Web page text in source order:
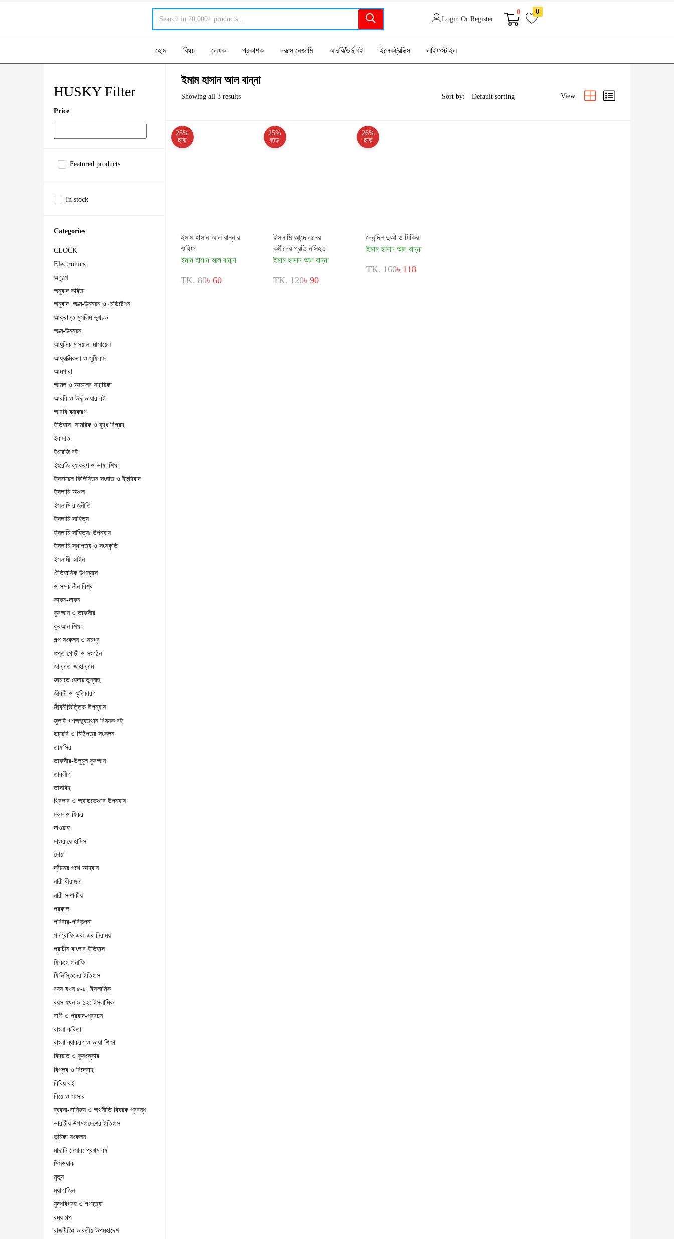
Login Or Register
0 0
হোম বিষয় লেখক প্রকাশক দরসে নেজামি আরবি/উর্দু বই ইলেকট্রনিক্স লাইফস্টাইল
HUSKY Filter
Price
Featured products
In stock
Categories
CLOCK
Electronics
অণুগল্প
অনুবাদ কবিতা
অনুবাদ: আত্ম-উন্নয়ন ও মেডিটেশন
আক্রান্ত মুসলিম ভূখণ্ড
আত্ম-উন্নয়ন
আধুনিক মাসয়ালা মাসায়েল
আধ্যাত্মিকতা ও সুফিবাদ
আমপারা
আমল ও আমলের সহায়িকা
আরবি ও উর্দূ ভাষার বই
আরবি ব্যাকরণ
ইতিহাস: সামরিক ও যুদ্ধ বিগ্রহ
ইবাদাত
ইংরেজি বই
ইংরেজি ব্যাকরণ ও ভাষা শিক্ষা
ইসরায়েল ফিলিস্তিন সংঘাত ও ইহুদিবাদ
ইসলামি অঞ্চল
ইসলামি রাজনীতি
ইসলামি সাহিত্য
ইসলামি সাহিত্যঃ উপন্যাস
ইসলামি স্থাপত্য ও সংস্কৃতি
ইসলামী আইন
ঐতিহাসিক উপন্যাস
ও সমকালীন বিশ্ব
কাফন-দাফন
কুরআন ও তাফসীর
কুরআন শিক্ষা
গল্প সংকলন ও সমগ্র
গুপ্ত গোষ্ঠী ও সংগঠন
জান্নাত-জাহান্নাম
জামাতে হেদায়াতুন্নাহু
জীবনী ও স্মৃতিচারণ
জীবনীভিত্তিক উপন্যাস
জুলাই গণঅভ্যুত্থান বিষয়ক বই
ডায়েরি ও চিঠিপত্র সংকলন
তাফসির
তাফসীর-উলুমুল কুরআন
তাবলীগ
তাসবিহ
থ্রিলার ও অ্যাডভেঞ্চার উপন্যাস
দরূদ ও যিকর
দাওয়াহ
দাওরায়ে হাদিস
দোয়া
দ্বীনের পথে আহবান
নারী বীরাঙ্গনা
নারী সম্পর্কীয়
পরকাল
পরিবার-পরিকল্পনা
পর্নগ্রাফি এবং এর নিরাময়
প্রাচীন বাংলার ইতিহাস
ফিকহে হানাফি
ফিলিস্তিনের ইতিহাস
বয়স যখন ৫-৮: ইসলামিক
বয়স যখন ৯-১২: ইসলামিক
বাণী ও প্রবাদ-প্রবচন
বাংলা কবিতা
বাংলা ব্যাকরণ ও ভাষা শিক্ষা
বিদয়াত ও কুসংস্কার
বিপ্লব ও বিদ্রোহ
বিবিধ বই
বিয়ে ও সংসার
ব্যবসা-বানিজ্য ও অর্থনীতি বিষয়ক প্রবন্ধ
ভারতীয় উপমহাদেশের ইতিহাস
ভূমিকা সংকলন
মাদানি নেসাব: প্রথম বর্ষ
মিসওয়াক
মৃত্যু
ম্যাগাজিন
যুদ্ধবিগ্রহ ও গণহত্যা
রম্য গল্প
রাজনীতিঃ ভারতীয় উপমহাদেশ
ইমাম হাসান আল বান্না
Showing all 3 results Sort by: View:
25%
ছাড়
ইমাম হাসান আল বান্নার
ওযিফা
ইমাম হাসান আল বান্না
TK. 80৳ 60
25%
ছাড়
ইসলামি আন্দোলনের
কর্মীদের প্রতি নসিহত
ইমাম হাসান আল বান্না
TK. 120৳ 90
26%
ছাড়
দৈনন্দিন দুআ ও যিকির
ইমাম হাসান আল বান্না
TK. 160৳ 118